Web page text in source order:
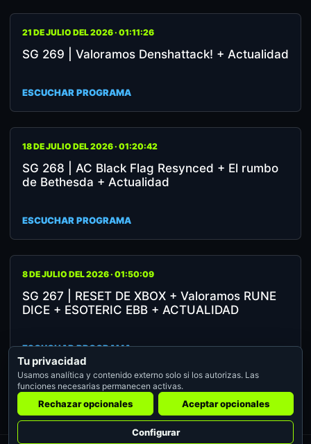
21 DE JULIO DEL 2026 · 01:11:26
SG 269 | Valoramos Denshattack! + Actualidad
ESCUCHAR PROGRAMA
18 DE JULIO DEL 2026 · 01:20:42
SG 268 | AC Black Flag Resynced + El rumbo
de Bethesda + Actualidad
ESCUCHAR PROGRAMA
8 DE JULIO DEL 2026 · 01:50:09
SG 267 | RESET DE XBOX + Valoramos RUNE
DICE + ESOTERIC EBB + ACTUALIDAD
ESCUCHAR PROGRAMA
Tu privacidad
Usamos analítica y contenido externo solo si los autorizas. Las
funciones necesarias permanecen activas.
Rechazar opcionales
Configurar
Aceptar opcionales